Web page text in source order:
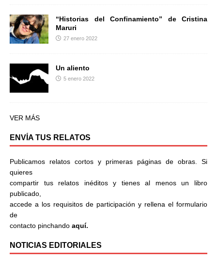
“Historias del Confinamiento” de Cristina
Maruri
27 enero 2022
Un aliento
5 enero 2022
VER MÁS
ENVÍA TUS RELATOS
Publicamos relatos cortos y primeras páginas de obras. Si
quieres
compartir tus relatos inéditos y tienes al menos un libro
publicado,
accede a los requisitos de participación y rellena el formulario
de
contacto pinchando aquí.
NOTICIAS EDITORIALES